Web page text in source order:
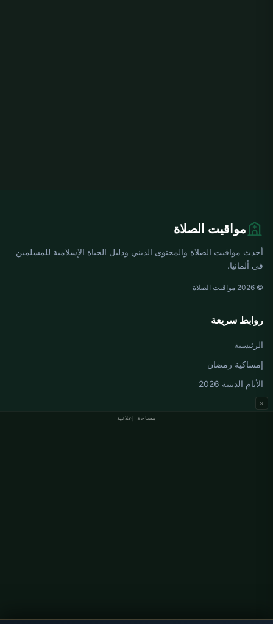
مساحة إعلانية
×
مواقيت الصلاة
أحدث مواقيت الصلاة والمحتوى الديني ودليل الحياة الإسلامية للمسلمين
في ألمانيا.
© 2026 مواقيت الصلاة
روابط سريعة
الرئيسية
إمساكية رمضان
الأيام الدينية 2026